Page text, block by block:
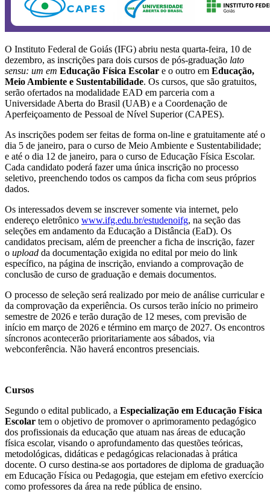
O Instituto Federal de Goiás (IFG) abriu nesta quarta-feira, 10 de
dezembro, as inscrições para dois cursos de pós-graduação lato
sensu: um em Educação Física Escolar e o outro em Educação,
Meio Ambiente e Sustentabilidade. Os cursos, que são gratuitos,
serão ofertados na modalidade EAD em parceria com a
Universidade Aberta do Brasil (UAB) e a Coordenação de
Aperfeiçoamento de Pessoal de Nível Superior (CAPES).
As inscrições podem ser feitas de forma on-line e gratuitamente até o
dia 5 de janeiro, para o curso de Meio Ambiente e Sustentabilidade;
e até o dia 12 de janeiro, para o curso de Educação Física Escolar.
Cada candidato poderá fazer uma única inscrição no processo
seletivo, preenchendo todos os campos da ficha com seus próprios
dados.
Os interessados devem se inscrever somente via internet, pelo
endereço eletrônico www.ifg.edu.br/estudenoifg, na seção das
seleções em andamento da Educação a Distância (EaD). Os
candidatos precisam, além de preencher a ficha de inscrição, fazer
o upload da documentação exigida no edital por meio do link
específico, na página de inscrição, enviando a comprovação de
conclusão de curso de graduação e demais documentos.
O processo de seleção será realizado por meio de análise curricular e
da comprovação da experiência. Os cursos terão início no primeiro
semestre de 2026 e terão duração de 12 meses, com previsão de
início em março de 2026 e término em março de 2027. Os encontros
síncronos acontecerão prioritariamente aos sábados, via
webconferência. Não haverá encontros presenciais.
Cursos
Segundo o edital publicado, a Especialização em Educação Física
Escolar tem o objetivo de promover o aprimoramento pedagógico
dos profissionais da educação que atuam nas áreas de educação
física escolar, visando o aprofundamento das questões teóricas,
metodológicas, didáticas e pedagógicas relacionadas à prática
docente. O curso destina-se aos portadores de diploma de graduação
em Educação Física ou Pedagogia, que estejam em efetivo exercício
como professores da área na rede pública de ensino.